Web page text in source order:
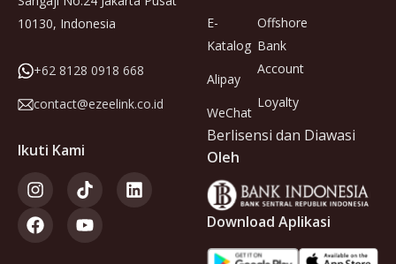
10130, Indonesia
+62 8128 0918 668
contact@ezeelink.co.id
Ikuti Kami
E-
Katalog
Alipay
WeChat
Offshore
Bank
Account
Loyalty
Berlisensi dan Diawasi
Oleh
Download Aplikasi